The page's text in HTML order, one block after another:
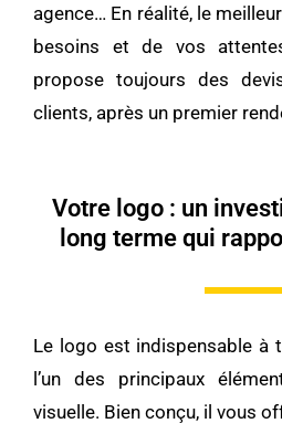
agence… En réalité, le
besoins et de vos
propose toujours des
clients, après un premier
Votre logo : un
long terme qui
Le logo est indispensable à
l’un des principaux
visuelle. Bien conçu, il vous